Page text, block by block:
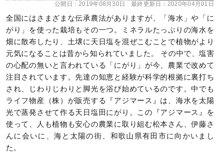
公開日：2019年08月30日 最終更新日： 2020年04月01日
全国にはさまざまな伝承農法がありますが、「海水」や「に
がり」を使った栽培もその一つ。ミネラルたっぷりの海水を
畑に散布したり、土壌に天日塩を混ぜこむことで植物がより
元気になることは昔から知られていました。 その中で、塩害
の心配の無いと言われている「にがり」が今、農業で改めて
注目されています。先達の知恵と経験が科学的根拠に裏打ち
され、じわりじわりと脚光を浴び始めているのです。中でも
ライフ物産（株）が販売する『アジマース』は、海水を太陽
光で蒸発させて作る天日塩田にがり。この『アジマース』を
使って、人も植物も安心の農業に取り組む松本さん、伊藤さ
んに会いに、海と太陽の街、和歌山県有田市に向かいまし
た。